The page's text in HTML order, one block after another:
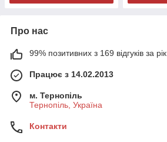
Про нас
99% позитивних з 169 відгуків за рік
Працює з 14.02.2013
м. Тернопіль
Тернопіль, Україна
Контакти